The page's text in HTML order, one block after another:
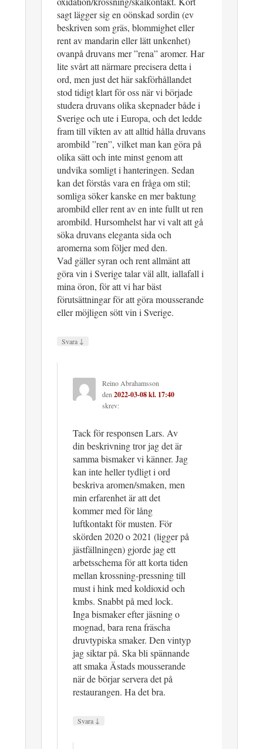
sagt lägger sig en oönskad sordin (ev
beskriven som gräs, blommighet eller
rent av mandarin eller lätt unkenhet)
ovanpå druvans mer ”rena” aromer. Har
lite svårt att närmare precisera detta i
ord, men just det här sakförhållandet
stod tidigt klart för oss när vi började
studera druvans olika skepnader både i
Sverige och ute i Europa, och det ledde
fram till vikten av att alltid hålla druvans
arombild ”ren”, vilket man kan göra på
olika sätt och inte minst genom att
undvika somligt i hanteringen. Sedan
kan det förstås vara en fråga om stil;
somliga söker kanske en mer baktung
arombild eller rent av en inte fullt ut ren
arombild. Hursomhelst har vi valt att gå
söka druvans eleganta sida och
aromerna som följer med den.
Vad gäller syran och rent allmänt att
göra vin i Sverige talar väl allt, iallafall i
mina öron, för att vi har bäst
förutsättningar för att göra mousserande
eller möjligen sött vin i Sverige.
Svara ↓
Reino Abrahamsson
den 2022-03-08 kl. 17:40
skrev:
Tack för responsen Lars. Av
din beskrivning tror jag det är
samma bismaker vi känner. Jag
kan inte heller tydligt i ord
beskriva aromen/smaken, men
min erfarenhet är att det
kommer med för lång
luftkontakt för musten. För
skörden 2020 o 2021 (ligger på
jästfällningen) gjorde jag ett
arbetsschema för att korta tiden
mellan krossning-pressning till
must i hink med koldioxid och
kmbs. Snabbt på med lock.
Inga bismaker efter jäsning o
mognad, bara rena fräscha
druvtypiska smaker. Den vintyp
jag siktar på. Ska bli spännande
att smaka Ästads mousserande
när de börjar servera det på
restaurangen. Ha det bra.
Svara ↓